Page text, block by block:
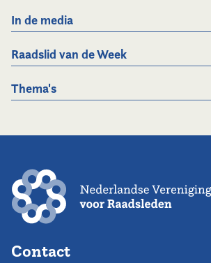
In de media
Raadslid van de Week
Thema's
Contact